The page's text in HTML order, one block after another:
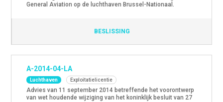
General Aviation op de luchthaven Brussel-Nationaal.
BESLISSING
A-2014-04-LA
Luchthaven Exploitatielicentie
Advies van 11 september 2014 betreffende het voorontwerp
van wet houdende wijziging van het koninklijk besluit van 27